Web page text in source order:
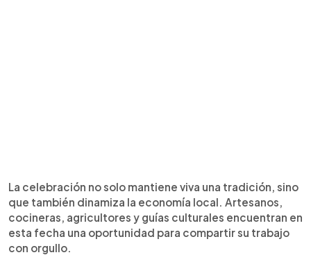
La celebración no solo mantiene viva una tradición, sino
que también dinamiza la economía local. Artesanos,
cocineras, agricultores y guías culturales encuentran en
esta fecha una oportunidad para compartir su trabajo
con orgullo.